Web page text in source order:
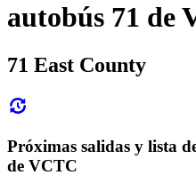
autobús 71 de
71 East County
Próximas salidas y lista
de VCTC